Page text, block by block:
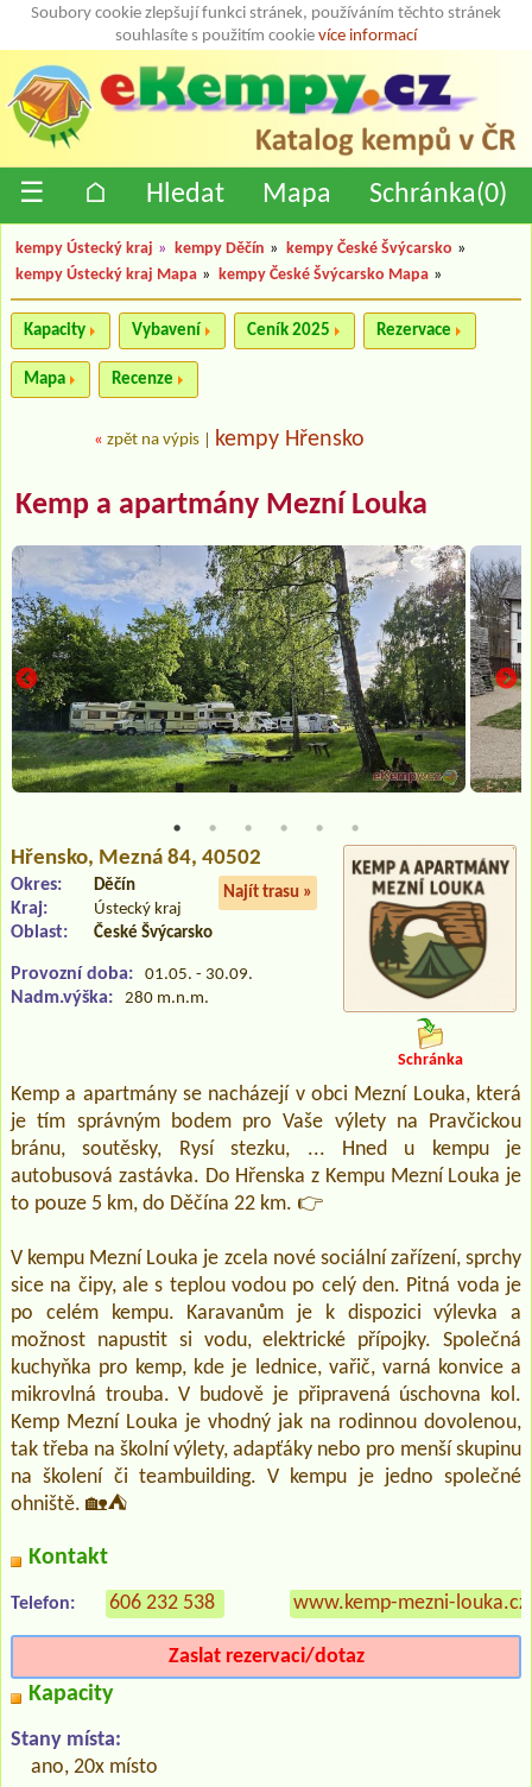
Soubory cookie zlepšují funkci stránek, používáním těchto stránek
souhlasíte s použitím cookie více informací
☰ ⌂ Hledat Mapa Schránka(0)
kempy Ústecký kraj » kempy Děčín » kempy České Švýcarsko »
kempy Ústecký kraj Mapa » kempy České Švýcarsko Mapa »
Kapacity Vybavení Ceník 2025 Rezervace
Mapa Recenze
« zpět na výpis kempy Hřensko
Kemp a apartmány Mezní Louka
Hřensko, Mezná 84, 40502
Najít trasu »
Okres: Děčín
Kraj: Ústecký kraj
Oblast: České Švýcarsko
Provozní doba: 01.05. - 30.09.
Nadm.výška: 280 m.n.m.
Schránka
Kemp a apartmány se nacházejí v obci Mezní Louka, která
je tím správným bodem pro Vaše výlety na Pravčickou
bránu, soutěsky, Rysí stezku, ... Hned u kempu je
autobusová zastávka. Do Hřenska z Kempu Mezní Louka je
to pouze 5 km, do Děčína 22 km. 👉
V kempu Mezní Louka je zcela nové sociální zařízení, sprchy
sice na čipy, ale s teplou vodou po celý den. Pitná voda je
po celém kempu. Karavanům je k dispozici výlevka a
možnost napustit si vodu, elektrické přípojky. Společná
kuchyňka pro kemp, kde je lednice, vařič, varná konvice a
mikrovlná trouba. V budově je připravená úschovna kol.
Kemp Mezní Louka je vhodný jak na rodinnou dovolenou,
tak třeba na školní výlety, adapťáky nebo pro menší skupinu
na školení či teambuilding. V kempu je jedno společné
ohniště. 🏡⛺
Kontakt
Telefon: 606 232 538 www.kemp-mezni-louka.cz
Zaslat rezervaci/dotaz
Kapacity
Stany místa:
ano, 20x místo